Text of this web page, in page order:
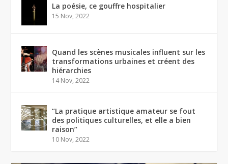
La poésie, ce gouffre hospitalier
15 Nov, 2022
Quand les scènes musicales influent sur les
transformations urbaines et créent des
hiérarchies
14 Nov, 2022
“La pratique artistique amateur se fout
des politiques culturelles, et elle a bien
raison”
10 Nov, 2022